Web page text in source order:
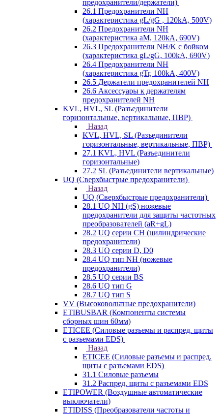
предохранители/держатели)
26.1 Предохранители NH
(характеристика gL/gG , 120kA, 500V)
26.2 Предохранители NH
(характеристика aM, 120kA, 690V)
26.3 Предохранители NH/K с бойком
(характеристика gL/gG, 100kA, 690V)
26.4 Предохранители NH
(характеристика gTr, 100kA, 400V)
26.5 Держатели предохранителей NH
26.6 Аксессуары к держателям
предохранителей NH
KVL, HVL, SL (Разъединители
горизонтальные, вертикальные, ПВР)
Назад
KVL, HVL, SL (Разъединители
горизонтальные, вертикальные, ПВР)
27.1 KVL, HVL (Разъединители
горизонтальные)
27.2 SL (Разъединители вертикальные)
UQ (Сверхбыстрые предохранители)
Назад
UQ (Сверхбыстрые предохранители)
28.1 UQ NH (gS) ножевые
предохранители для защиты частотных
преобразователей (aR+gL)
28.2 UQ серии CH (цилиндрические
предохранители)
28.3 UQ серии D, D0
28.4 UQ тип NH (ножевые
предохранители)
28.5 UQ серии BS
28.6 UQ тип G
28.7 UQ тип S
VV (Высоковольтные предохранители)
ETIBUSBAR (Компоненты системы
сборных шин 60мм)
ETICEE (Силовые разъемы и распред. щиты
с разъемами EDS)
Назад
ETICEE (Силовые разъемы и распред.
щиты с разъемами EDS)
31.1 Силовые разъемы
31.2 Распред. щиты с разъемами EDS
ETIPOWER (Воздушные автоматические
выключатели)
ETIDISS (Преобразователи частоты и